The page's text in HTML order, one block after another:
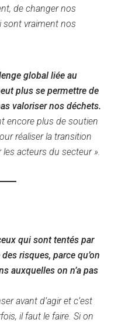
de changer nos
sont vraiment nos
global liée au
plus se permettre de
valoriser nos déchets.
encore plus de soutien
réaliser la transition
les acteurs du secteur ».
qui sont tentés par
risques, parce qu’on
auxquelles on n’a pas
avant d’agir et c’est
il faut le faire. Si on